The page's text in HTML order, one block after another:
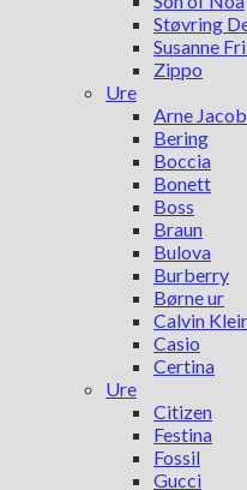
Støvring
Susanne
Zippo
Ure
Arne
Bering
Boccia
Bonett
Boss
Braun
Bulova
Burberry
Børne ur
Calvin
Casio
Certina
Ure
Citizen
Festina
Fossil
Gucci